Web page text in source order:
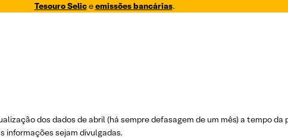
Tesouro Seliceemissões bancárias.
dos dados de abril (há sempre defasagem de um mês) a tempo da
informações sejam divulgadas.